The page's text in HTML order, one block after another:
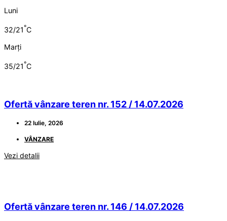
Luni
32/21°C
Marți
35/21°C
Ofertă vânzare teren nr. 152 / 14.07.2026
22 Iulie, 2026
VÂNZARE
Vezi detalii
Ofertă vânzare teren nr. 146 / 14.07.2026